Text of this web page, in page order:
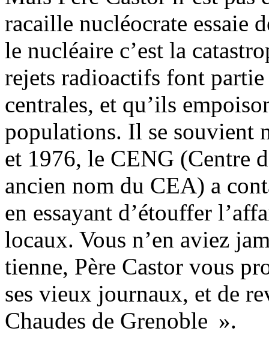
racaille nucléocrate essaie
le nucléaire c’est la
rejets radioactifs font
centrales, et qu’ils
populations. Il se souvient
et 1976, le CENG (Centre
ancien nom du CEA) a
en essayant d’étouffer
locaux. Vous n’en aviez
tienne, Père Castor vous
ses vieux journaux, et de
Chaudes de Grenoble ».